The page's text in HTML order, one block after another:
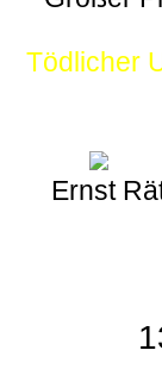
Tödlicher
Ernst